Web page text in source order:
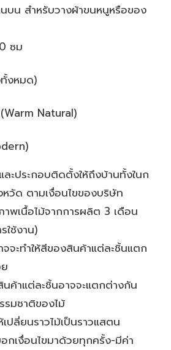
บน สำหรับวางผ้าขนหนูหรือของ
ซม
งหมด)
Natural)
ะประกอบติดตั้งให้ถึงบ้านทั้งในก
วัด ตามเงื่อนไขของบริษัท
พเนื้อไม้จากการผลิต 3 เดือน
ใช้งาน)
จจะทำให้สีของสินค้าแต่ละชิ้นแตก
ค้าแต่ละชิ้นอาจจะแตกต่างกัน
มชาติของไม้
ปลี่ยนราวไม้เป็นราวแสตน
เงื่อนไขมาด้วยทุกครั้ง-มีค่า